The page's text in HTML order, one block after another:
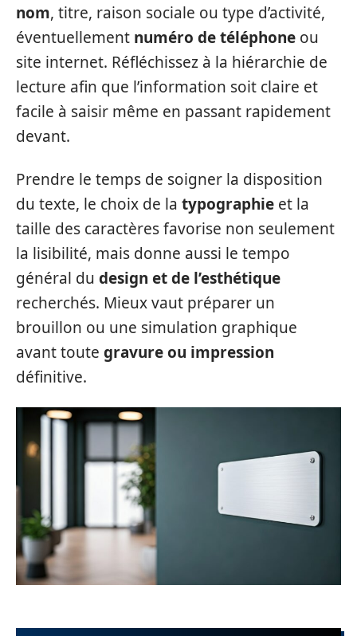
nom, titre, raison sociale ou type d’activité,
éventuellement numéro de téléphone ou
site internet. Réfléchissez à la hiérarchie de
lecture afin que l’information soit claire et
facile à saisir même en passant rapidement
devant.
Prendre le temps de soigner la disposition
du texte, le choix de la typographie et la
taille des caractères favorise non seulement
la lisibilité, mais donne aussi le tempo
général du design et de l’esthétique
recherchés. Mieux vaut préparer un
brouillon ou une simulation graphique
avant toute gravure ou impression
définitive.